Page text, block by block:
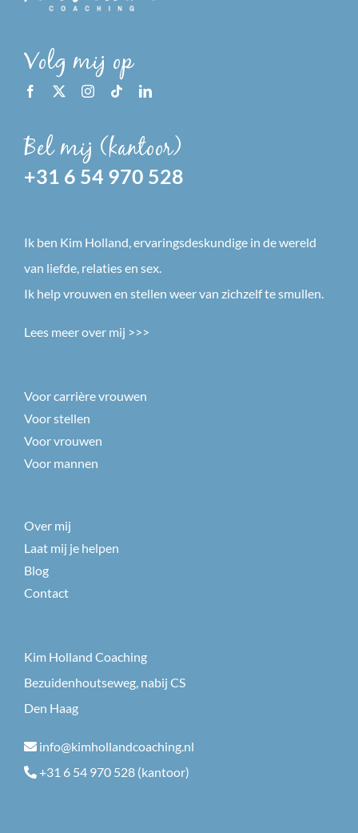
Volg mij op
Bel mij (kantoor)
+31 6 54 970 528
Ik ben Kim Holland, ervaringsdeskundige in de wereld
van liefde, relaties en sex.
Ik help vrouwen en stellen weer van zichzelf te smullen.
Lees meer over mij >>>
Voor carrière vrouwen
Voor stellen
Voor vrouwen
Voor mannen
Over mij
Laat mij je helpen
Blog
Contact
Kim Holland Coaching
Bezuidenhoutseweg, nabij CS
Den Haag
info@kimhollandcoaching.nl
+31 6 54 970 528 (kantoor)